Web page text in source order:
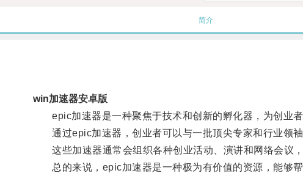
简介
win加速器安卓版
epic加速器是一种聚焦于技术和创新的孵化器，为创业者
通过epic加速器，创业者可以与一批顶尖专家和行业领袖
这些加速器通常会组织各种创业活动、演讲和网络会议，
总的来说，epic加速器是一种极为有价值的资源，能够帮